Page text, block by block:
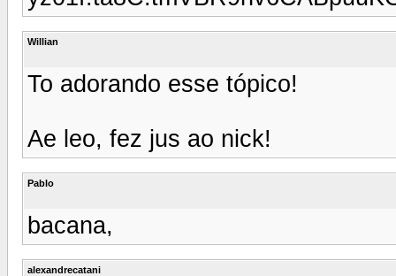
Willian
To adorando esse tópico!
Ae leo, fez jus ao nick!
Pablo
bacana,
alexandrecatani